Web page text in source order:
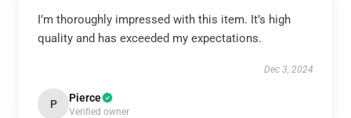
I’m thoroughly impressed with this item. It’s high
quality and has exceeded my expectations.
Dec 3, 2024
P Pierce
Verified owner